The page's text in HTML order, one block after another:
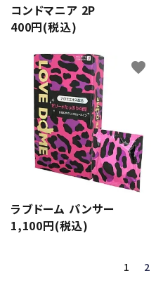
コンドマニア 2P
400円(税込)
ラブドーム パンサー
1,100円(税込)
favorite
1 2